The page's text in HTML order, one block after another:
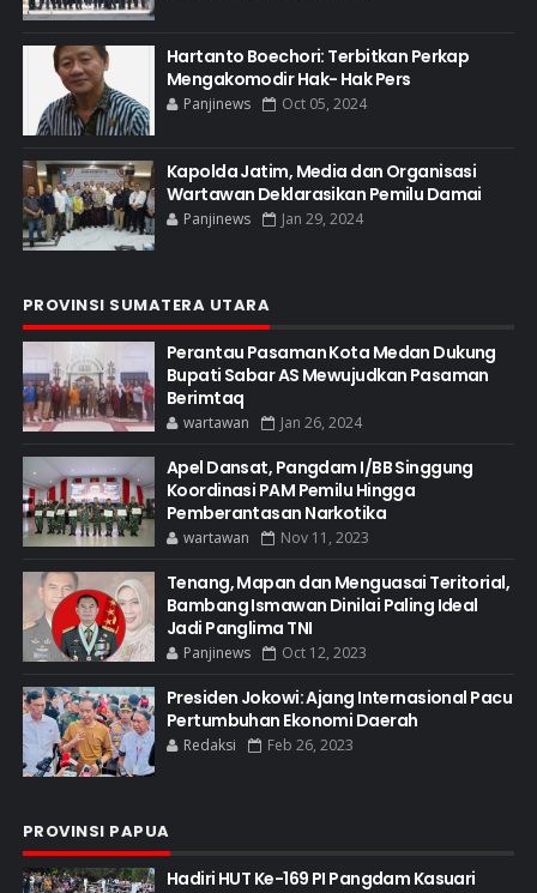
Hartanto Boechori: Terbitkan Perkap
Mengakomodir Hak- Hak Pers
Panjinews Oct 05, 2024
Kapolda Jatim, Media dan Organisasi
Wartawan Deklarasikan Pemilu Damai
Panjinews Jan 29, 2024
PROVINSI SUMATERA UTARA
Perantau Pasaman Kota Medan Dukung
Bupati Sabar AS Mewujudkan Pasaman
Berimtaq
wartawan Jan 26, 2024
Apel Dansat, Pangdam I/BB Singgung
Koordinasi PAM Pemilu Hingga
Pemberantasan Narkotika
wartawan Nov 11, 2023
Tenang, Mapan dan Menguasai Teritorial,
Bambang Ismawan Dinilai Paling Ideal
Jadi Panglima TNI
Panjinews Oct 12, 2023
Presiden Jokowi: Ajang Internasional Pacu
Pertumbuhan Ekonomi Daerah
Redaksi Feb 26, 2023
PROVINSI PAPUA
Hadiri HUT Ke-169 PI Pangdam Kasuari